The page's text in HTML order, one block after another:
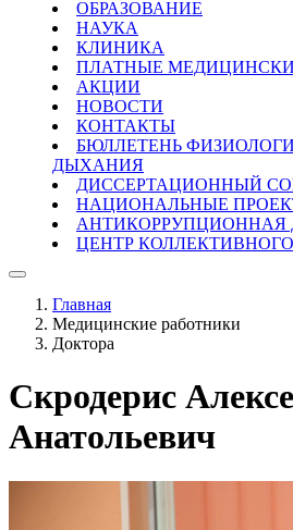
ОБРАЗОВАНИЕ
НАУКА
КЛИНИКА
ПЛАТНЫЕ
АКЦИИ
НОВОСТИ
КОНТАКТЫ
БЮЛЛЕТЕНЬ
ДЫХАНИЯ
ДИССЕРТАЦИОННЫЙ
НАЦИОНАЛЬНЫЕ
АНТИКОРРУПЦИОННАЯ
ЦЕНТР
Главная
Медицинские работники
Доктора
Скродерис
Анатольевич